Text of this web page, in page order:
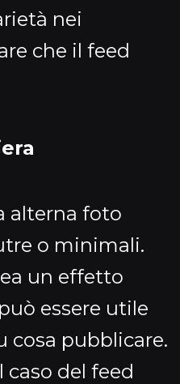
nei
che il feed
alterna foto
o minimali.
un effetto
essere utile
cosa pubblicare.
del feed